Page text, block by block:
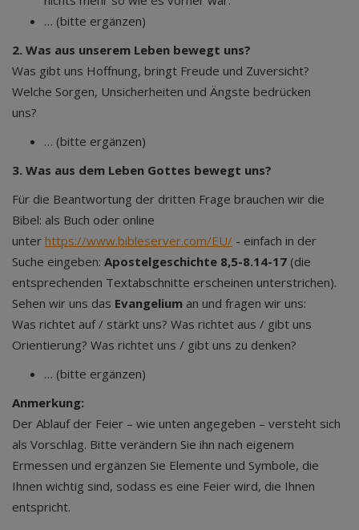
… (bitte ergänzen)
2. Was aus unserem Leben bewegt uns?
Was gibt uns Hoffnung, bringt Freude und Zuversicht?
Welche Sorgen, Unsicherheiten und Ängste bedrücken
uns?
… (bitte ergänzen)
3. Was aus dem Leben Gottes bewegt uns?
Für die Beantwortung der dritten Frage brauchen wir die
Bibel: als Buch oder online
unter https://www.bibleserver.com/EU/ - einfach in der
Suche eingeben: Apostelgeschichte 8,5-8.14-17 (die
entsprechenden Textabschnitte erscheinen unterstrichen).
Sehen wir uns das Evangelium an und fragen wir uns:
Was richtet auf / stärkt uns? Was richtet aus / gibt uns
Orientierung? Was richtet uns / gibt uns zu denken?
… (bitte ergänzen)
Anmerkung:
Der Ablauf der Feier – wie unten angegeben – versteht sich
als Vorschlag. Bitte verändern Sie ihn nach eigenem
Ermessen und ergänzen Sie Elemente und Symbole, die
Ihnen wichtig sind, sodass es eine Feier wird, die Ihnen
entspricht.